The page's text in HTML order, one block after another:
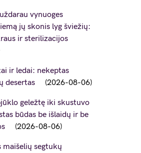
vynuoges
jų skonis lyg šviežių:
ir sterilizacijos
ir ledai: nekeptas
desertas
2026-08-06
geležtę iki skustuvo
būdas be išlaidų ir be
2026-08-06
segtukų